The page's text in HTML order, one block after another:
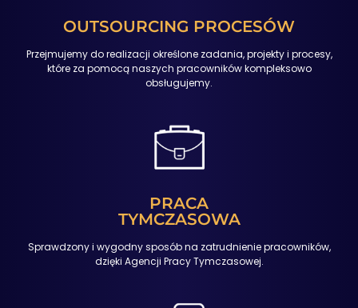
OUTSOURCING PROCESÓW
Przejmujemy do realizacji określone zadania, projekty i procesy,
które za pomocą naszych pracowników kompleksowo
obsługujemy.
PRACA
TYMCZASOWA
Sprawdzony i wygodny sposób na zatrudnienie pracowników,
dzięki Agencji Pracy Tymczasowej.